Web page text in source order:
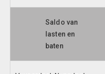
Saldo van
lasten en
baten